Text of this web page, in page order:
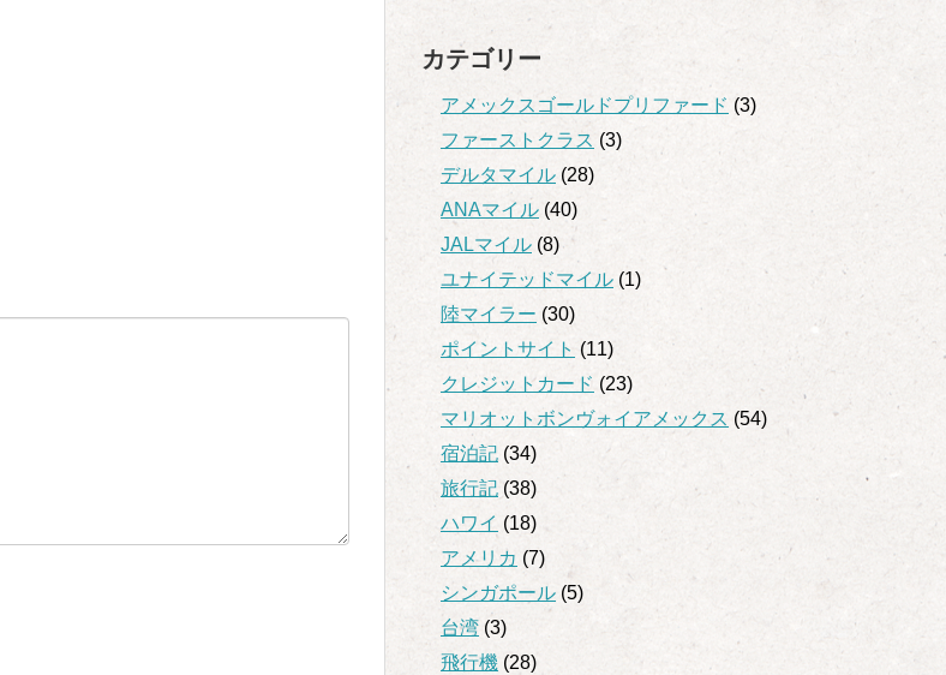
カテゴリー
アメックスゴールドプリファード (3)
ファーストクラス (3)
デルタマイル (28)
ANAマイル (40)
JALマイル (8)
ユナイテッドマイル (1)
陸マイラー (30)
ポイントサイト (11)
クレジットカード (23)
マリオットボンヴォイアメックス (54)
宿泊記 (34)
旅行記 (38)
ハワイ (18)
アメリカ (7)
シンガポール (5)
台湾 (3)
飛行機 (28)